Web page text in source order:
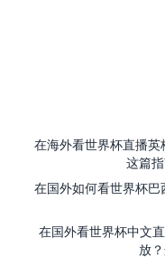
在海外看世界杯直播英
这篇
在国外如何看世界杯
在国外看世界杯中文
放